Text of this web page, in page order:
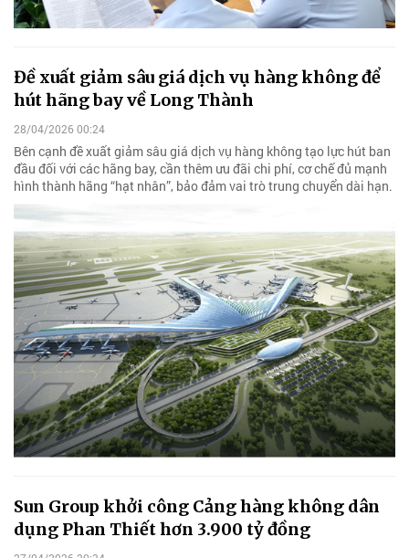
Đề xuất giảm sâu giá dịch vụ hàng không để
hút hãng bay về Long Thành
28/04/2026 00:24
Bên cạnh đề xuất giảm sâu giá dịch vụ hàng không tạo lực hút ban
đầu đối với các hãng bay, cần thêm ưu đãi chi phí, cơ chế đủ mạnh
hình thành hãng “hạt nhân”, bảo đảm vai trò trung chuyển dài hạn.
Sun Group khởi công Cảng hàng không dân
dụng Phan Thiết hơn 3.900 tỷ đồng